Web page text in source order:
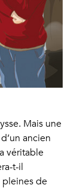
Mais une
ancien
véritable
t-il
pleines de